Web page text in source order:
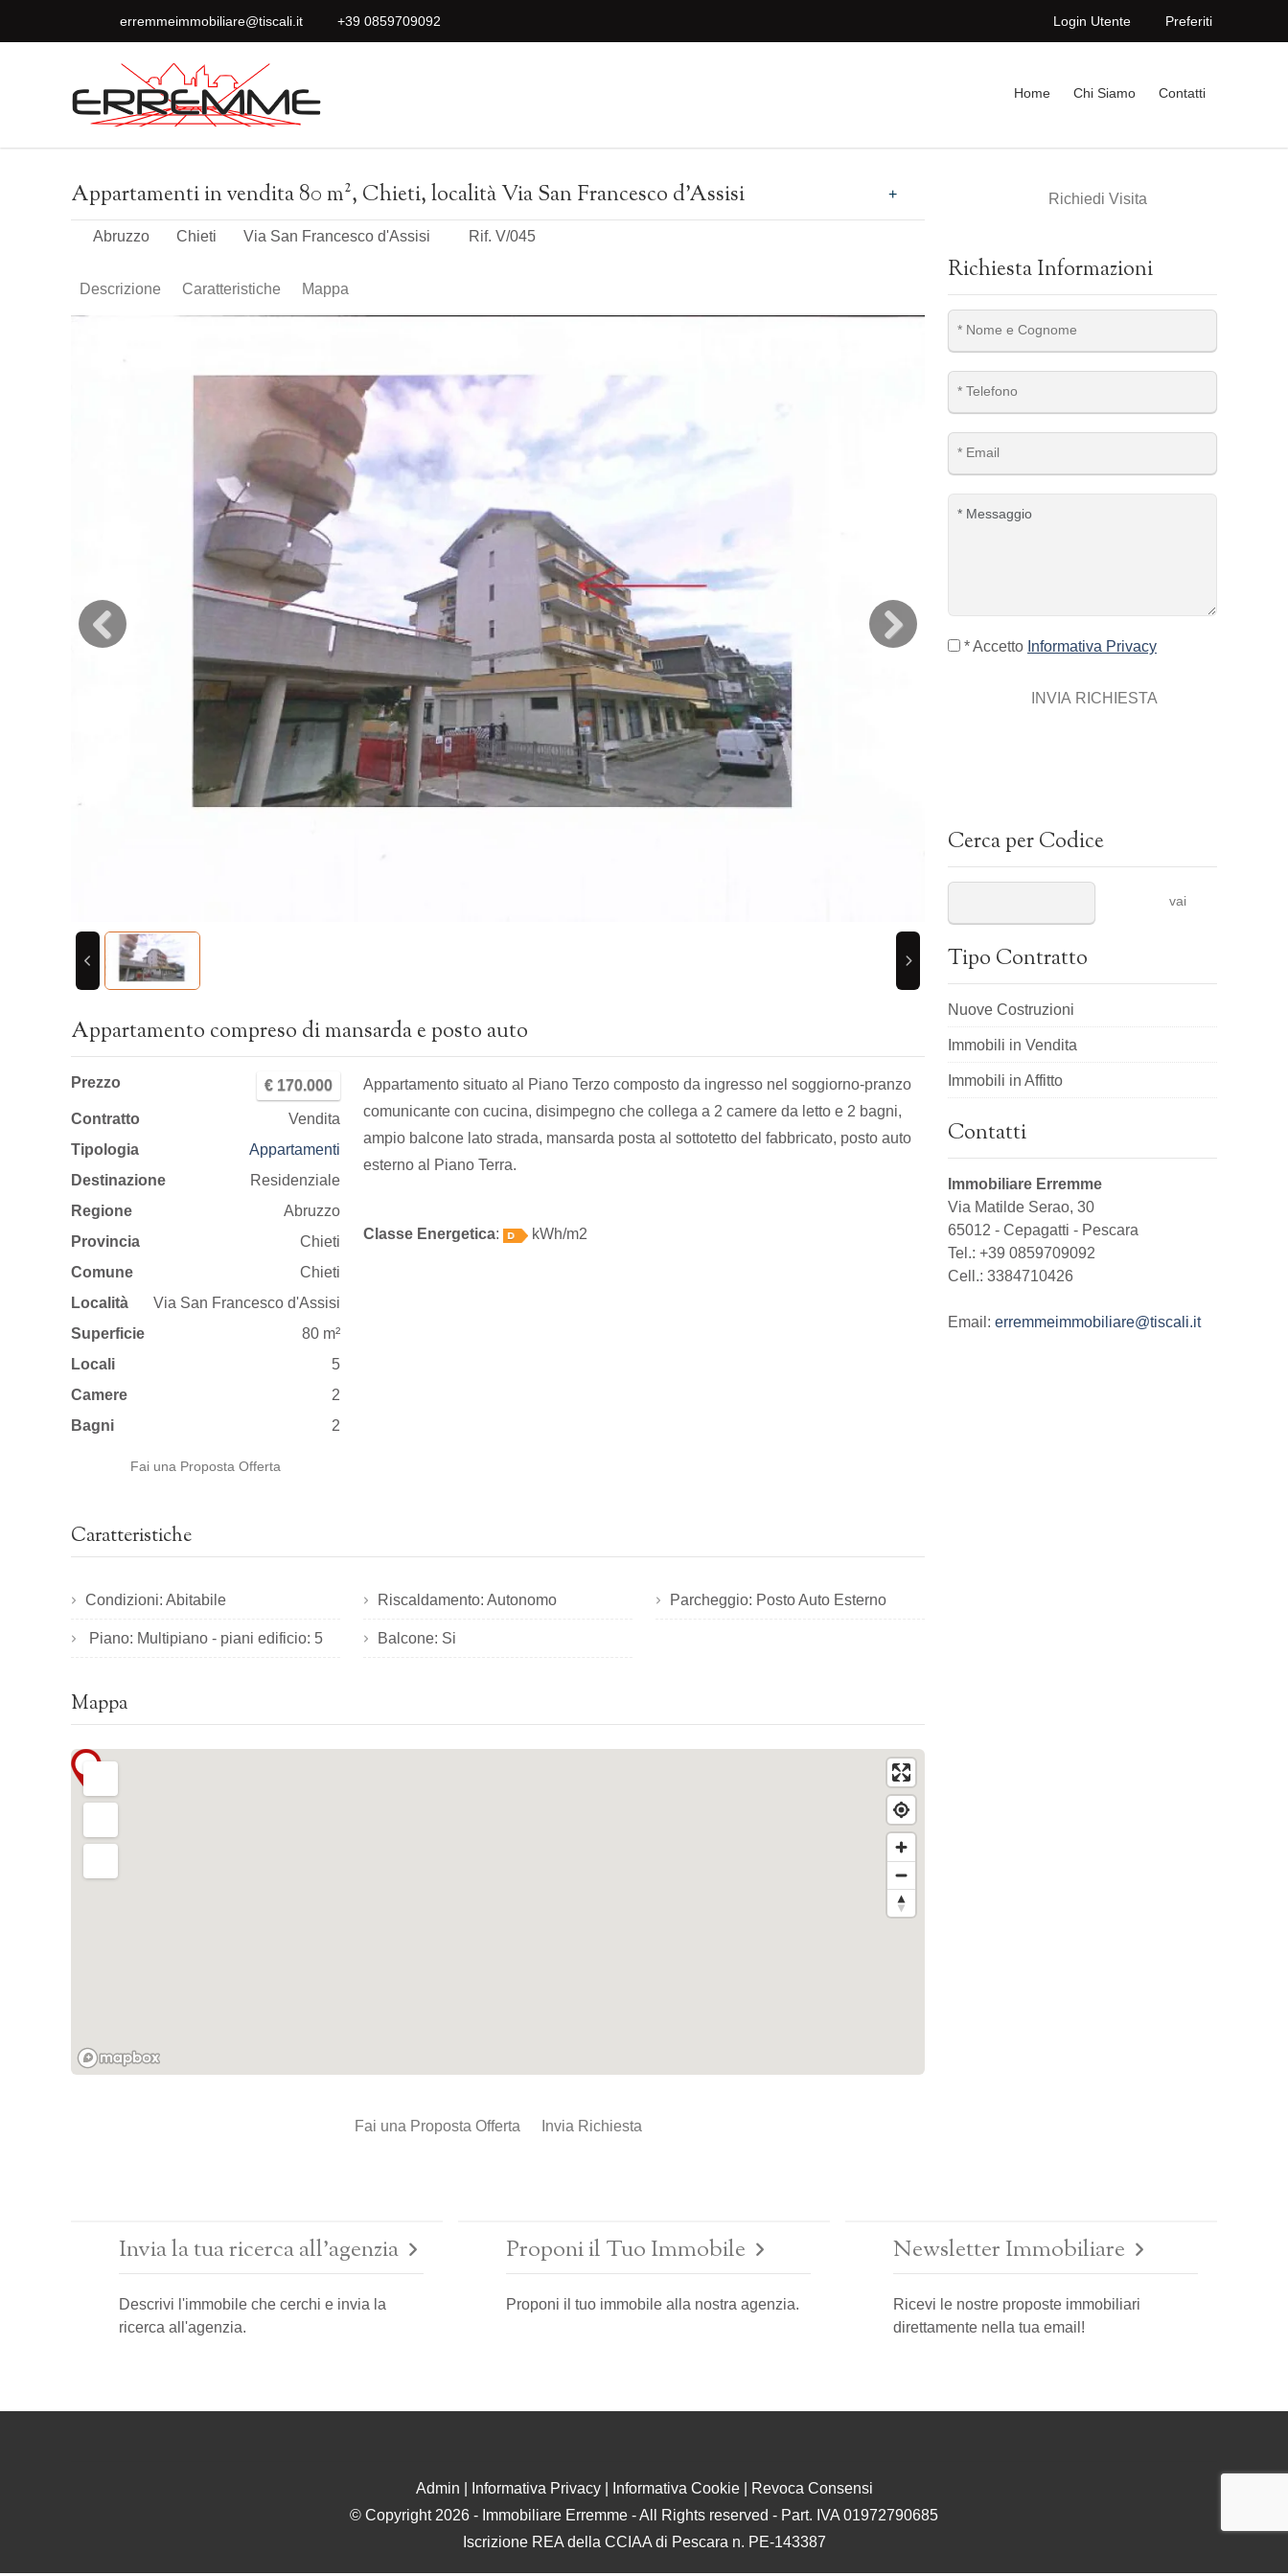
erremmeimmobiliare@tiscali.it +39 0859709092 Login Utente Preferiti
Home Chi Siamo Contatti
Appartamenti in vendita 80 m², Chieti, località Via San Francesco d'Assisi
Abruzzo Chieti Via San Francesco d'Assisi Rif. V/045
+
Descrizione Caratteristiche Mappa
Appartamento compreso di mansarda e posto auto
Prezzo € 170.000
Contratto
Vendita
Tipologia
Appartamenti
Destinazione
Residenziale
Regione
Abruzzo
Provincia
Chieti
Comune
Chieti
Località
Via San Francesco d'Assisi
Superficie
80 m²
Locali
5
Camere
2
Bagni
2
Fai una Proposta Offerta
Appartamento situato al Piano Terzo composto da ingresso nel soggiorno-pranzo
comunicante con cucina, disimpegno che collega a 2 camere da letto e 2 bagni,
ampio balcone lato strada, mansarda posta al sottotetto del fabbricato, posto auto
esterno al Piano Terra.
Classe Energetica: kWh/m2
Caratteristiche
Condizioni: Abitabile Riscaldamento: Autonomo Parcheggio: Posto Auto Esterno
Piano: Multipiano - piani edificio: 5 Balcone: Si
Mappa
Fai una Proposta Offerta Invia Richiesta
Richiedi Visita
Richiesta Informazioni
* Accetto Informativa Privacy
INVIA RICHIESTA
Cerca per Codice
vai
Tipo Contratto
Nuove Costruzioni
Immobili in Vendita
Immobili in Affitto
Contatti
Immobiliare Erremme
Via Matilde Serao, 30
65012 - Cepagatti - Pescara
Tel.: +39 0859709092
Cell.: 3384710426
Email: erremmeimmobiliare@tiscali.it
Invia la tua ricerca all'agenzia
Descrivi l'immobile che cerchi e invia la
ricerca all'agenzia.
Proponi il Tuo Immobile
Proponi il tuo immobile alla nostra agenzia.
Newsletter Immobiliare
Ricevi le nostre proposte immobiliari
direttamente nella tua email!
Admin Informativa Privacy| Informativa Cookie|
Revoca Consensi
© Copyright 2026 - Immobiliare Erremme - All Rights reserved - Part. IVA 01972790685
Iscrizione REA della CCIAA di Pescara n. PE-143387